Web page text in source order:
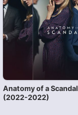
Anatomy of a Scandal
(2022-2022)